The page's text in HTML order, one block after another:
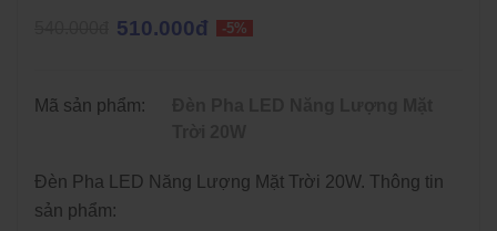
510.000đ -5%
Mã sản phẩm:
Đèn Pha LED Năng Lượng Mặt Trời 20W. Thông tin
sản phẩm: